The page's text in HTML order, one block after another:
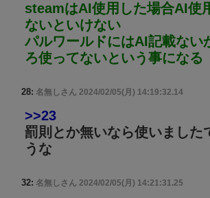
steamはAI使用した場合AI使
ないといけない
パルワールドにはAI記載ない
ろ使ってないという事になる
28: 名無しさん 2024/02/05(月) 14:19:32.14
>>23
罰則とか無いなら使いました
うな
32: 名無しさん 2024/02/05(月) 14:21:31.25